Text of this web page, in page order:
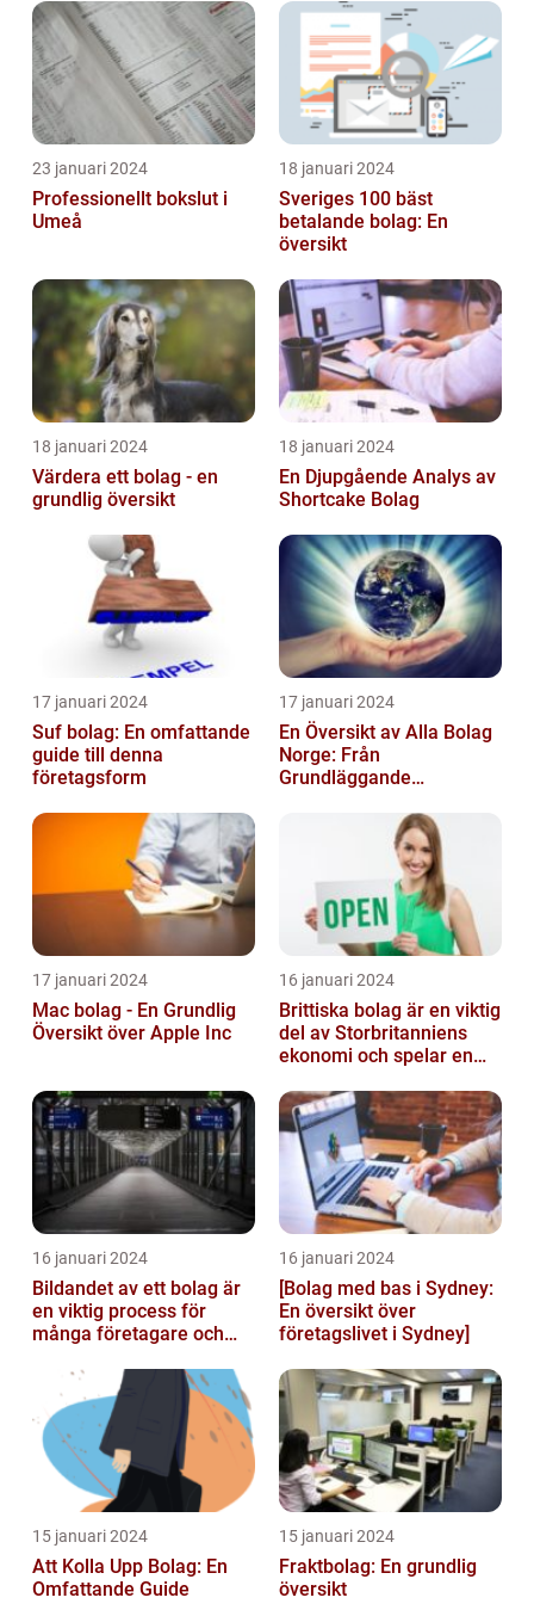
23 januari 2024
Professionellt bokslut i
Umeå
18 januari 2024
Sveriges 100 bäst
betalande bolag: En
översikt
18 januari 2024
Värdera ett bolag - en
grundlig översikt
18 januari 2024
En Djupgående Analys av
Shortcake Bolag
17 januari 2024
Suf bolag: En omfattande
guide till denna
företagsform
17 januari 2024
En Översikt av Alla Bolag
Norge: Från
Grundläggande
Kvantitativa Mätningar
17 januari 2024
Mac bolag - En Grundlig
Översikt över Apple Inc
16 januari 2024
Brittiska bolag är en viktig
del av Storbritanniens
ekonomi och spelar en
landets...
16 januari 2024
Bildandet av ett bolag är
en viktig process för
många företagare och
starta ...
16 januari 2024
[Bolag med bas i Sydney:
En översikt över
företagslivet i Sydney]
15 januari 2024
Att Kolla Upp Bolag: En
Omfattande Guide
15 januari 2024
Fraktbolag: En grundlig
översikt